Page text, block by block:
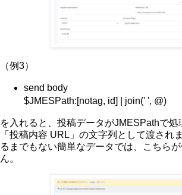
（例3）
send body
$JMESPath:[notag, id] | join(' ', @)
を入れると、投稿データがJMESPathで処
「投稿内容 URL」の文字列として渡され
るまでもない簡単なデータでは、こちら
ん。